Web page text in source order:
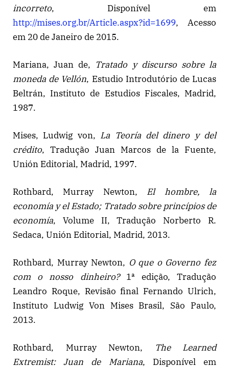
incorreto, Disponível em
http://mises.org.br/Article.aspx?id=1699, Acesso
em 20 de Janeiro de 2015.
Mariana, Juan de, Tratado y discurso sobre la
moneda de Vellón, Estudio Introdutório de Lucas
Beltrán, Instituto de Estudios Fiscales, Madrid,
1987.
Mises, Ludwig von, La Teoría del dinero y del
crédito, Tradução Juan Marcos de la Fuente,
Unión Editorial, Madrid, 1997.
Rothbard, Murray Newton, El hombre, la
economía y el Estado; Tratado sobre princípios de
economía, Volume II, Tradução Norberto R.
Sedaca, Unión Editorial, Madrid, 2013.
Rothbard, Murray Newton, O que o Governo fez
com o nosso dinheiro?1ª edição, Tradução
Leandro Roque, Revisão final Fernando Ulrich,
Instituto Ludwig Von Mises Brasil, São Paulo,
2013.
Rothbard, Murray Newton,
The Learned
Extremist: Juan de Mariana, Disponível em